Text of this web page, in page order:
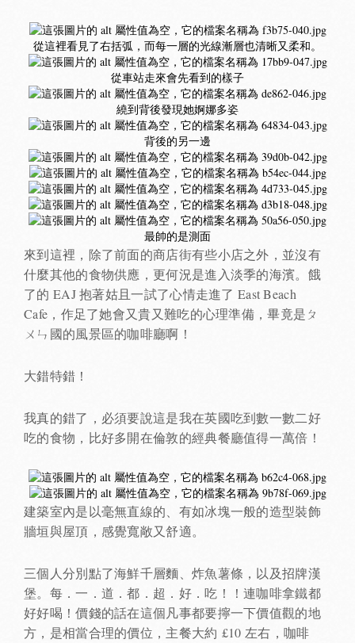
從這裡看見了右括弧，而每一層的光線漸層也清晰又柔和。
從車站走來會先看到的樣子
繞到背後發現她婀娜多姿
背後的另一邊
最帥的是測面
來到這裡，除了前面的商店街有些小店之外，並沒有
什麼其他的食物供應，更何況是進入淡季的海濱。餓
了的 EAJ 抱著姑且一試了心情走進了 East Beach
Cafe，作足了她會又貴又難吃的心理準備，畢竟是ㄆ
ㄨㄣ國的風景區的咖啡廳啊！
大錯特錯！
我真的錯了，必須要說這是我在英國吃到數一數二好
吃的食物，比好多開在倫敦的經典餐廳值得一萬倍！
建築室內是以毫無直線的、有如冰塊一般的造型裝飾
牆垣與屋頂，感覺寬敞又舒適。
三個人分別點了海鮮千層麵、炸魚薯條，以及招牌漢
堡。每．一．道．都．超．好．吃！！連咖啡拿鐵都
好好喝！價錢的話在這個凡事都要擰一下價值觀的地
方，是相當合理的價位，主餐大約 £10 左右，咖啡